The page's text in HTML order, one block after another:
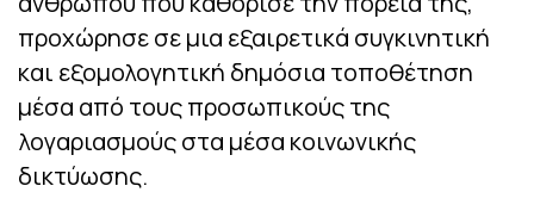
προχώρησε σε μια εξαιρετικά συγκινητική
και εξομολογητική δημόσια τοποθέτηση
μέσα από τους προσωπικούς της
λογαριασμούς στα μέσα κοινωνικής
δικτύωσης.